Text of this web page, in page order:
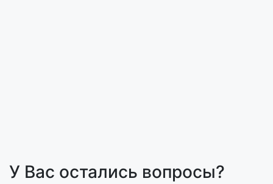
У Вас остались вопросы?